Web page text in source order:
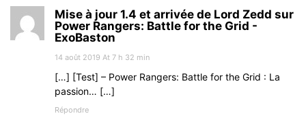
Mise à jour 1.4 et arrivée de Lord Zedd sur
Power Rangers: Battle for the Grid -
ExoBaston
14 août 2019 At 7 h 32 min
[…] [Test] – Power Rangers: Battle for the Grid : La
passion… […]
Répondre